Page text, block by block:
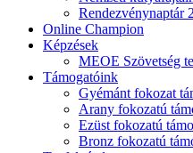
Rendezvénynaptár
Online Champion
Képzések
MEOE Szövetség
Támogatóink
Gyémánt fokozat
Arany fokozatú
Ezüst fokozatú
Bronz fokozatú